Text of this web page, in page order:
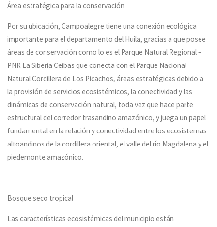
Área estratégica para la conservación
Por su ubicación, Campoalegre tiene una conexión ecológica
importante para el departamento del Huila, gracias a que posee
áreas de conservación como lo es el Parque Natural Regional –
PNR La Siberia Ceibas que conecta con el Parque Nacional
Natural Cordillera de Los Picachos, áreas estratégicas debido a
la provisión de servicios ecosistémicos, la conectividad y las
dinámicas de conservación natural, toda vez que hace parte
estructural del corredor trasandino amazónico, y juega un papel
fundamental en la relación y conectividad entre los ecosistemas
altoandinos de la cordillera oriental, el valle del río Magdalena y el
piedemonte amazónico.
Bosque seco tropical
Las características ecosistémicas del municipio están